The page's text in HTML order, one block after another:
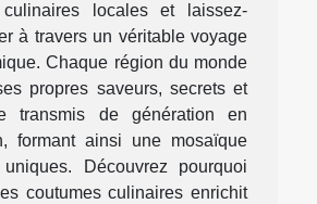
culinaires locales et laissez-
à travers un véritable voyage
Chaque région du monde
propres saveurs, secrets et
transmis de génération en
formant ainsi une mosaïque
Découvrez pourquoi
coutumes culinaires enrichit